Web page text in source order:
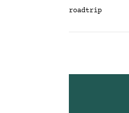
roadtrip